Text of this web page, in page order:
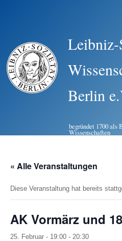
Leibniz-
Berlin
begründet 1700 als
Wissenschaften
« Alle Veranstaltungen
Diese Veranstaltung hat bereits
AK Vormärz und
25. Februar - 19:00 - 20:30